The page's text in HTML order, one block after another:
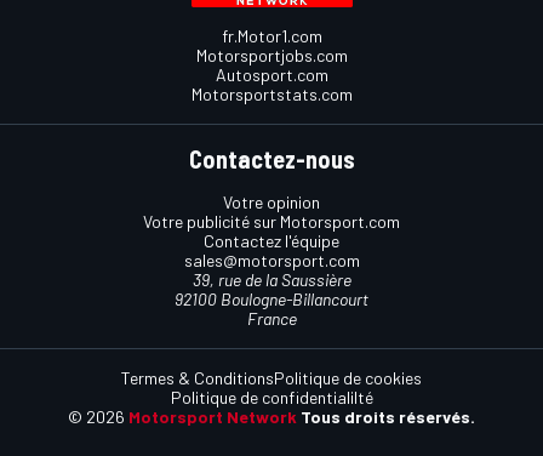
fr.Motor1.com
Motorsportjobs.com
Autosport.com
Motorsportstats.com
Contactez-nous
Votre opinion
Votre publicité sur Motorsport.com
Contactez l'équipe
sales@motorsport.com
39, rue de la Saussière
92100 Boulogne-Billancourt
France
© 2026 Motorsport Network Tous droits réservés.
Termes & ConditionsPolitique de cookies
Politique de confidentialilté